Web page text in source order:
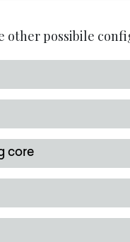
other possibile
core